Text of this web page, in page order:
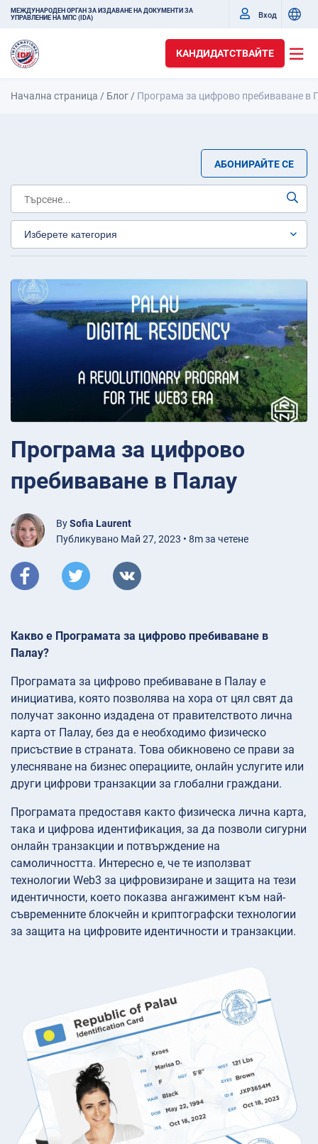
МЕЖДУНАРОДЕН ОРГАН ЗА ИЗДАВАНЕ НА ДОКУМЕНТИ ЗА
УПРАВЛЕНИЕ НА МПС (IDA)
Вход
КАНДИДАТСТВАЙТЕ
Начална страница / Блог / Програма за цифрово пребиваване в
АБОНИРАЙТЕ СЕ
Програма за цифрово
пребиваване в Палау
BySofia Laurent
Публикувано Май 27, 2023 • 8m за четене
Какво е Програмата за цифрово пребиваване в
Палау?
Програмата за цифрово пребиваване в Палау е
инициатива, която позволява на хора от цял свят да
получат законно издадена от правителството лична
карта от Палау, без да е необходимо физическо
присъствие в страната. Това обикновено се прави за
улесняване на бизнес операциите, онлайн услугите или
други цифрови транзакции за глобални граждани.
Програмата предоставя както физическа лична карта,
така и цифрова идентификация, за да позволи сигурни
онлайн транзакции и потвърждение на
самоличността. Интересно е, че те използват
технологии Web3 за цифровизиране и защита на тези
идентичности, което показва ангажимент към най-
съвременните блокчейн и криптографски технологии
за защита на цифровите идентичности и транзакции.